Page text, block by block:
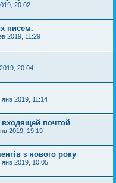
20:02
писем.
2019, 11:29
20:04
янв 2019, 11:14
входящей почтой
2019, 19:19
з нового року
янв 2019, 10:05